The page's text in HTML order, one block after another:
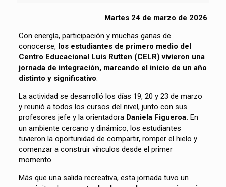
Martes 24 de marzo de 2026
Con energía, participación y muchas ganas de
conocerse,los estudiantes de primero medio del
Centro Educacional Luis Rutten (CELR) vivieron una
jornada de integración, marcando el inicio de un año
distinto y significativo.
La actividad se desarrolló los días 19, 20 y 23 de marzo
y reunió a todos los cursos del nivel, junto con sus
profesores jefe y la orientadoraDaniela Figueroa. En
un ambiente cercano y dinámico, los estudiantes
tuvieron la oportunidad de compartir, romper el hielo y
comenzar a construir vínculos desde el primer
momento.
Más que una salida recreativa, esta jornada tuvo un